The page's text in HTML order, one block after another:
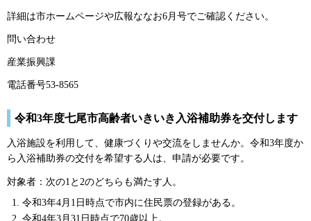
詳細は市ホームページや広報ななお6月号でご確認ください。
問い合わせ
産業振興課
電話番号53-8565
令和3年度七尾市高齢者いきいき入浴補助券を交付します
入浴施設を利用して、健康づくりや交流をしませんか。令和3年度か
ら入浴補助券の交付を希望する人は、申請が必要です。
対象者：次の1と2のどちらも満たす人。
令和3年4月1日時点で市内に住民票の登録がある。
令和4年3月31日時点で70歳以上。